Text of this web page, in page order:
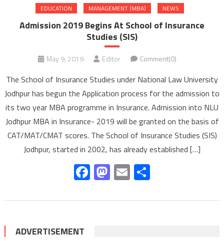
EDUCATION MANAGEMENT (MBA) NEWS
Admission 2019 Begins At School of Insurance
Studies (SIS)
May 9, 2019 Editor Comment(0)
The School of Insurance Studies under National Law University
Jodhpur has begun the Application process for the admission to
its two year MBA programme in Insurance. Admission into NLU
Jodhpur MBA in Insurance- 2019 will be granted on the basis of
CAT/MAT/CMAT scores. The School of Insurance Studies (SIS)
Jodhpur, started in 2002, has already established […]
Facebook
Mastodon
Email
ADVERTISEMENT